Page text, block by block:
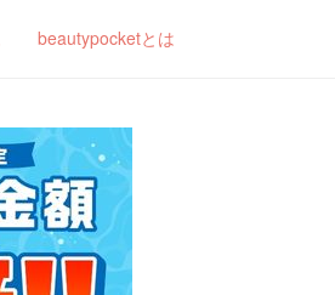
beautypocketとは